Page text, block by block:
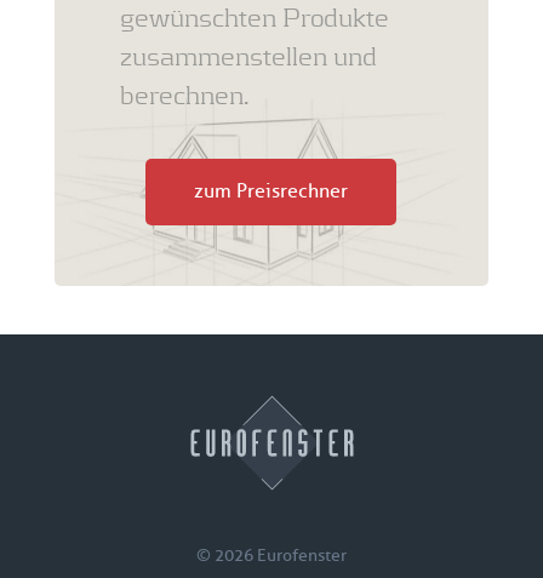
gewünschten Produkte
zusammenstellen und
berechnen.
zum Preisrechner
© 2026 Eurofenster